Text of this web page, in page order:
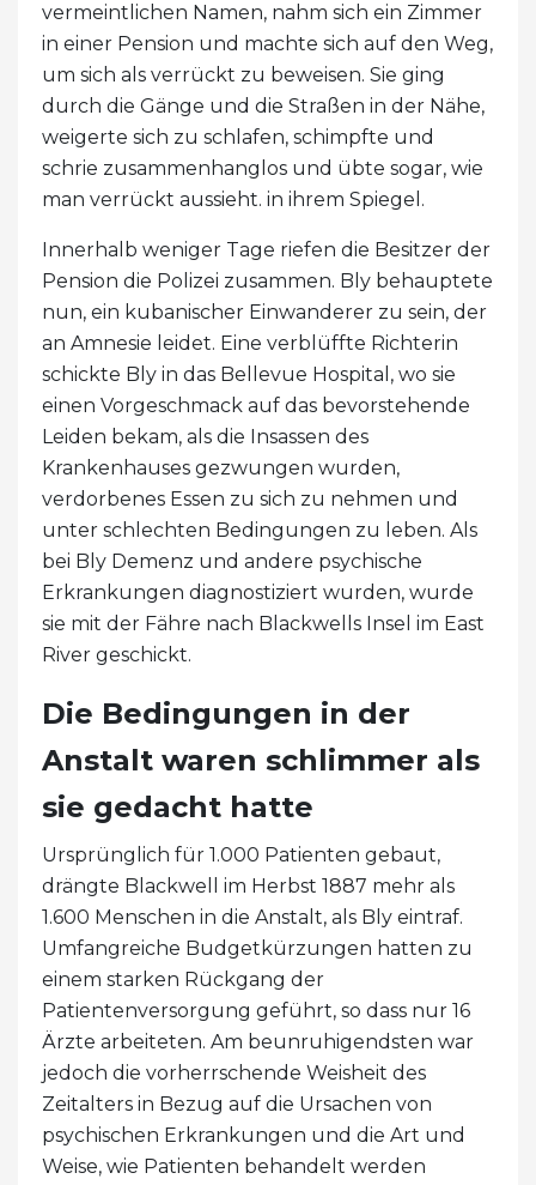
vermeintlichen Namen, nahm sich ein Zimmer
in einer Pension und machte sich auf den Weg,
um sich als verrückt zu beweisen. Sie ging
durch die Gänge und die Straßen in der Nähe,
weigerte sich zu schlafen, schimpfte und
schrie zusammenhanglos und übte sogar, wie
man verrückt aussieht. in ihrem Spiegel.
Innerhalb weniger Tage riefen die Besitzer der
Pension die Polizei zusammen. Bly behauptete
nun, ein kubanischer Einwanderer zu sein, der
an Amnesie leidet. Eine verblüffte Richterin
schickte Bly in das Bellevue Hospital, wo sie
einen Vorgeschmack auf das bevorstehende
Leiden bekam, als die Insassen des
Krankenhauses gezwungen wurden,
verdorbenes Essen zu sich zu nehmen und
unter schlechten Bedingungen zu leben. Als
bei Bly Demenz und andere psychische
Erkrankungen diagnostiziert wurden, wurde
sie mit der Fähre nach Blackwells Insel im East
River geschickt.
Die Bedingungen in der
Anstalt waren schlimmer als
sie gedacht hatte
Ursprünglich für 1.000 Patienten gebaut,
drängte Blackwell im Herbst 1887 mehr als
1.600 Menschen in die Anstalt, als Bly eintraf.
Umfangreiche Budgetkürzungen hatten zu
einem starken Rückgang der
Patientenversorgung geführt, so dass nur 16
Ärzte arbeiteten. Am beunruhigendsten war
jedoch die vorherrschende Weisheit des
Zeitalters in Bezug auf die Ursachen von
psychischen Erkrankungen und die Art und
Weise, wie Patienten behandelt werden